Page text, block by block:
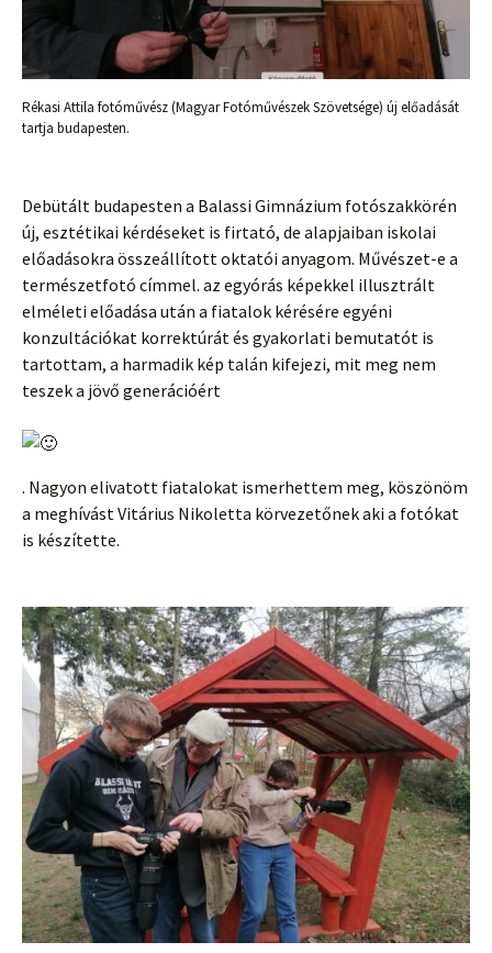
Rékasi Attila fotóművész (Magyar Fotóművészek Szövetsége) új előadását
tartja budapesten.
Debütált budapesten a Balassi Gimnázium fotószakkörén
új, esztétikai kérdéseket is firtató, de alapjaiban iskolai
előadásokra összeállított oktatói anyagom. Művészet-e a
természetfotó címmel. az egyórás képekkel illusztrált
elméleti előadása után a fiatalok kérésére egyéni
konzultációkat korrektúrát és gyakorlati bemutatót is
tartottam, a harmadik kép talán kifejezi, mit meg nem
teszek a jövő generációért
. Nagyon elivatott fiatalokat ismerhettem meg, köszönöm
a meghívást Vitárius Nikoletta körvezetőnek aki a fotókat
is készítette.